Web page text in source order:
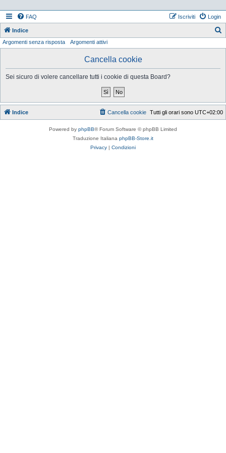
FAQ Login
Iscriviti
Indice
Argomenti senza risposta Argomenti attivi
Cancella cookie
Sei sicuro di volere cancellare tutti i cookie di questa Board?
Indice Tutti gli orari sono UTC+02:00
Cancella cookie
Powered by phpBB® Forum Software © phpBB Limited
Traduzione Italiana phpBB-Store.it
Privacy | Condizioni